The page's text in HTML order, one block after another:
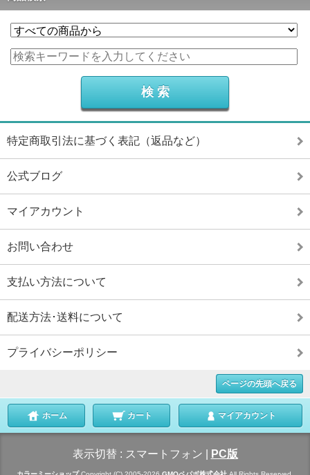
特定商取引法に基づく表記（返品など）
公式ブログ
マイアカウント
お問い合わせ
支払い方法について
配送方法･送料について
プライバシーポリシー
ページの先頭へ戻る
ホーム カート マイアカウント
表示切替 : スマートフォン PC版